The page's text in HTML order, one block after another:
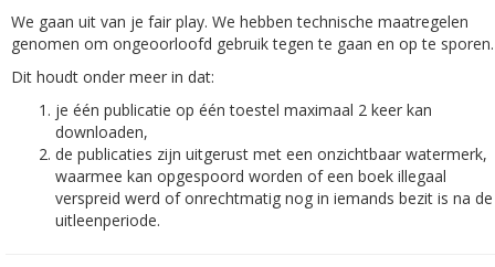
We gaan uit van je fair play. We hebben technische maatregelen
genomen om ongeoorloofd gebruik tegen te gaan en op te sporen.
Dit houdt onder meer in dat:
je één publicatie op één toestel maximaal 2 keer kan
downloaden,
de publicaties zijn uitgerust met een onzichtbaar watermerk,
waarmee kan opgespoord worden of een boek illegaal
verspreid werd of onrechtmatig nog in iemands bezit is na de
uitleenperiode.